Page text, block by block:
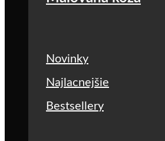
Novinky
Najlacnejšie
Bestsellery